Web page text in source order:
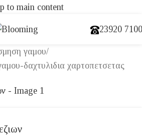
to main content
23920
γαμου/
δαχτυλιδια χαρτοπετσετας